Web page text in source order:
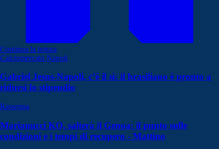
Continua la lettura
Calciomercato Napoli
Gabriel Jesus-Napoli, c’è il sì: il brasiliano è pronto a
ridursi lo stipendio
Rassegna
Marianucci KO, salterà il Genoa: il punto sulle
condizioni e i tempi di recupero - Mattino